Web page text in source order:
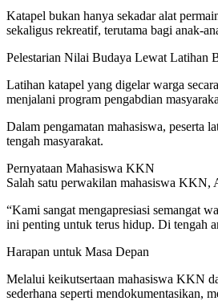
Katapel bukan hanya sekadar alat
sekaligus rekreatif, terutama bagi anak-
Pelestarian Nilai Budaya Lewat Latihan
Latihan katapel yang digelar warga
menjalani program pengabdian
Dalam pengamatan mahasiswa, peserta
tengah masyarakat.
Pernyataan Mahasiswa KKN
Salah satu perwakilan mahasiswa KKN,
“Kami sangat mengapresiasi semangat
ini penting untuk terus hidup. Di tengah
Harapan untuk Masa Depan
Melalui keikutsertaan mahasiswa KKN
sederhana seperti mendokumentasikan,